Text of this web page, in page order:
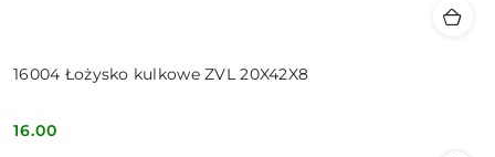
16004 Łożysko kulkowe ZVL 20X42X8
Cena:
16.00